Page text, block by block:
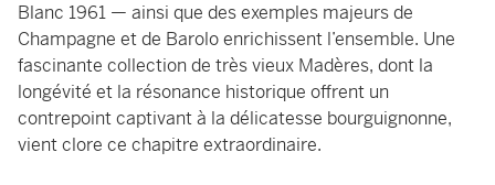
Blanc 1961 — ainsi que des exemples majeurs de
Champagne et de Barolo enrichissent l’ensemble. Une
fascinante collection de très vieux Madères, dont la
longévité et la résonance historique offrent un
contrepoint captivant à la délicatesse bourguignonne,
vient clore ce chapitre extraordinaire.